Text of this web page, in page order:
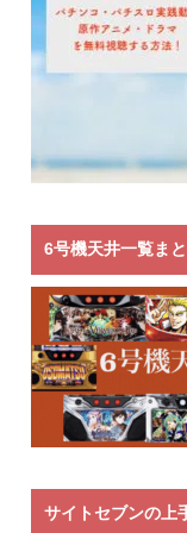
6号機天井一覧ま
サイトセブンの上